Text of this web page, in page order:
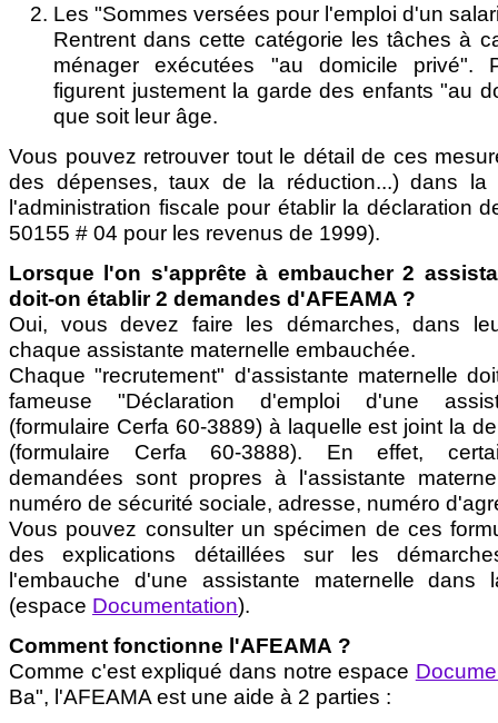
Les "Sommes versées pour l'emploi d'un
Rentrent dans cette catégorie les tâches à
ménager exécutées "au domicile privé".
figurent justement la garde des enfants "au
que soit leur âge.
Vous pouvez retrouver tout le détail de ces
des dépenses, taux de la réduction...) dans la
l'administration fiscale pour établir la déclaration
50155 # 04 pour les revenus de 1999).
Lorsque l'on s'apprête à embaucher 2
doit-on établir 2 demandes d'AFEAMA ?
Oui, vous devez faire les démarches, dans
chaque assistante maternelle embauchée.
Chaque "recrutement" d'assistante maternelle
fameuse "Déclaration d'emploi d'une
(formulaire Cerfa 60-3889) à laquelle est joint la
(formulaire Cerfa 60-3888). En effet,
demandées sont propres à l'assistante
numéro de sécurité sociale, adresse, numéro
Vous pouvez consulter un spécimen de ces
des explications détaillées sur les
l'embauche d'une assistante maternelle
(espace Documentation).
Comment fonctionne l'AFEAMA ?
Comme c'est expliqué dans notre espace
Ba", l'AFEAMA est une aide à 2 parties :